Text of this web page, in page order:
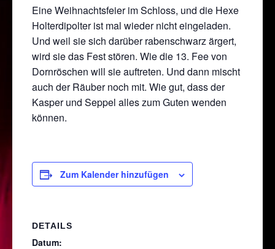
Eine Weihnachtsfeier im Schloss, und die Hexe
Holterdipolter ist mal wieder nicht eingeladen.
Und weil sie sich darüber rabenschwarz ärgert,
wird sie das Fest stören. Wie die 13. Fee von
Dornröschen will sie auftreten. Und dann mischt
auch der Räuber noch mit. Wie gut, dass der
Kasper und Seppel alles zum Guten wenden
können.
Zum Kalender hinzufügen
DETAILS
Datum: